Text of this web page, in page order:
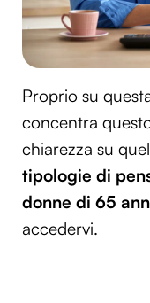
Proprio su
concentra
chiarezza su
tipologie di
donne di 65
accedervi.